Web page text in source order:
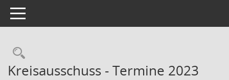
Toggle navigation
Rechercheauswahl
Kreisausschuss - Termine 2023